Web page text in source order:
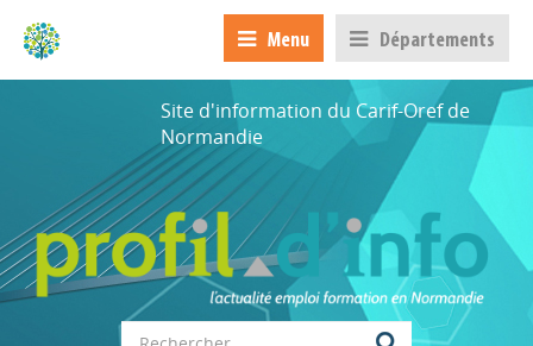
Menu Départements
Site d'information du Carif-Oref de
Normandie